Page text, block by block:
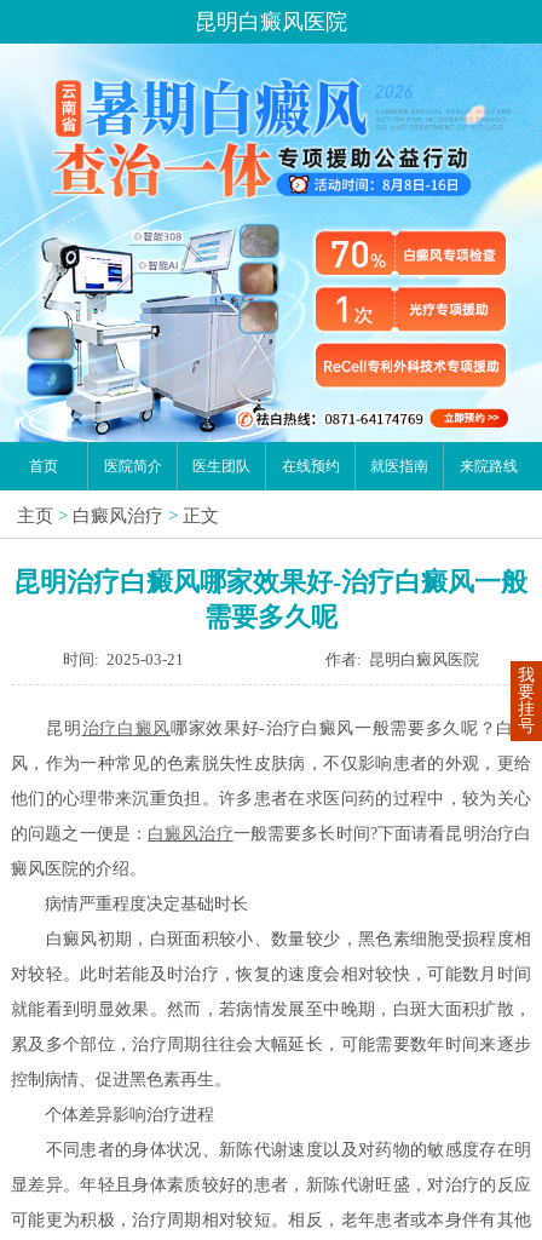
昆明白癜风医院
首页 医院简介 医生团队 在线预约 就医指南 来院路线
主页 > 白癜风治疗 > 正文
昆明治疗白癜风哪家效果好-治疗白癜风一般
需要多久呢
时间: 2025-03-21 作者: 昆明白癜风医院
昆明 治疗白癜风哪家效果好-治疗白癜风一般需要多久呢？白癜
风，作为一种常见的色素脱失性皮肤病，不仅影响患者的外观，更给
他们的心理带来沉重负担。许多患者在求医问药的过程中，较为关心
的问题之一便是： 白癜风治疗一般需要多长时间?下面请看昆明治疗白
癜风医院的介绍。
病情严重程度决定基础时长
白癜风初期，白斑面积较小、数量较少，黑色素细胞受损程度相
对较轻。此时若能及时治疗，恢复的速度会相对较快，可能数月时间
就能看到明显效果。然而，若病情发展至中晚期，白斑大面积扩散，
累及多个部位，治疗周期往往会大幅延长，可能需要数年时间来逐步
控制病情、促进黑色素再生。
个体差异影响治疗进程
不同患者的身体状况、新陈代谢速度以及对药物的敏感度存在明
显差异。年轻且身体素质较好的患者，新陈代谢旺盛，对治疗的反应
可能更为积极，治疗周期相对较短。相反，老年患者或本身伴有其他
我
要
挂
号